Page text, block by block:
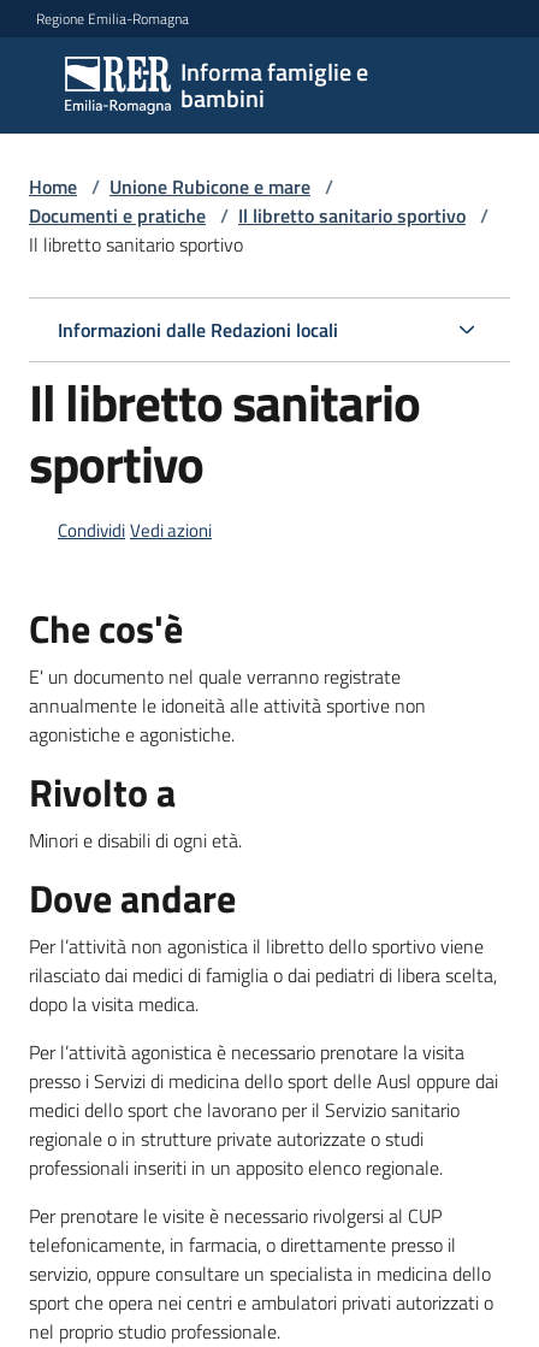
Vai al contenuto
Vai alla navigazione
Vai al footer
Regione Emilia-Romagna
Informa famiglie e
bambini
Informa
famiglie
e
bambini
per
famiglie
Informazioni
locali
Newsletter
Home / Unione Rubicone e mare /
Documenti e pratiche / Il libretto sanitario sportivo /
Il libretto sanitario sportivo
Informazioni dalle Redazioni locali
Il libretto sanitario
sportivo
CondividiVedi azioni
Che cos'è
E' un documento nel quale verranno registrate
annualmente le idoneità alle attività sportive non
agonistiche e agonistiche.
Rivolto a
Minori e disabili di ogni età.
Dove andare
Per l’attività non agonistica il libretto dello sportivo viene
rilasciato dai medici di famiglia o dai pediatri di libera scelta,
dopo la visita medica.
Per l’attività agonistica è necessario prenotare la visita
presso i Servizi di medicina dello sport delle Ausl oppure dai
medici dello sport che lavorano per il Servizio sanitario
regionale o in strutture private autorizzate o studi
professionali inseriti in un apposito elenco regionale.
Per prenotare le visite è necessario rivolgersi al CUP
telefonicamente, in farmacia, o direttamente presso il
servizio, oppure consultare un specialista in medicina dello
sport che opera nei centri e ambulatori privati autorizzati o
nel proprio studio professionale.